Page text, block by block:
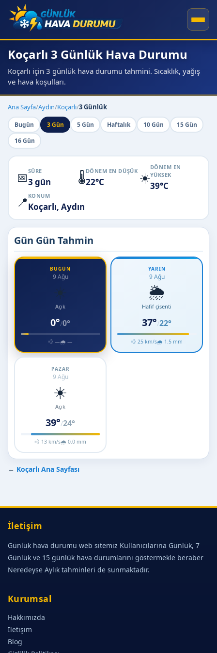
Koçarlı 3 Günlük Hava Durumu
Koçarlı için 3 günlük hava durumu tahmini. Sıcaklık, yağış
ve hava koşulları.
Ana Sayfa/Aydın/Koçarlı/3 Günlük
Bugün 3 Gün 5 Gün Haftalık 10 Gün
15 Gün
16 Gün
📅 SÜRE
3 gün 🌡️DÖNEM EN DÜŞÜK
22°C ☀️
DÖNEM EN
YÜKSEK
39°C
📍 KONUM
Koçarlı, Aydın
Gün Gün Tahmin
BUGÜN
9 Ağu
☀️
Açık
0°/0°
💨 —🌧 —
YARIN
9 Ağu
🌦️
Hafif çisenti
37°/22°
💨 25 km/s🌧 1.5 mm
PAZAR
9 Ağu
☀️
Açık
39°/24°
💨 13 km/s🌧 0.0 mm
← Koçarlı Ana Sayfası
İletişim
Günlük hava durumu web sitemiz Kullanıcılarına Günlük, 7
Günlük ve 15 günlük hava durumlarını göstermekle beraber
Neredeyse Aylık tahminleri de sunmaktadır.
Kurumsal
Hakkımızda
İletişim
Blog